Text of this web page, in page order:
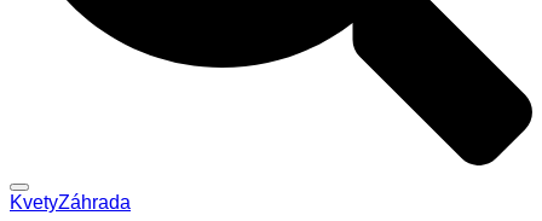
KvetyZáhrada